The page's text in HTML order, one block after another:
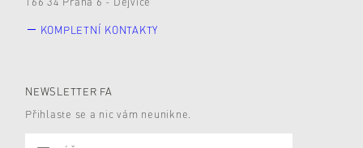
KOMPLETNÍ KONTAKTY
NEWSLETTER FA
Přihlaste se a nic vám neunikne.